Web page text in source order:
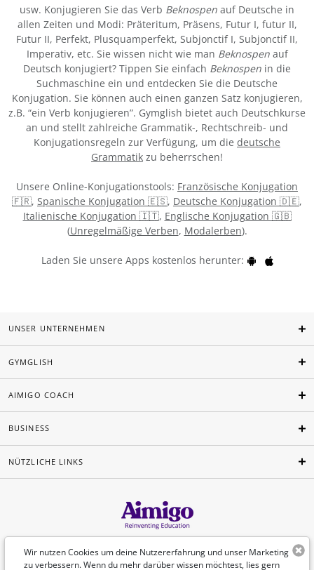
usw. Konjugieren Sie das Verb Beknospen auf Deutsche in
allen Zeiten und Modi: Präteritum, Präsens, Futur I, futur II,
Futur II, Perfekt, Plusquamperfekt, Subjonctif I, Subjonctif II,
Imperativ, etc. Sie wissen nicht wie man Beknospenauf
Deutsch konjugiert? Tippen Sie einfach Beknospen in die
Suchmaschine ein und entdecken Sie die Deutsche
Konjugation. Sie können auch einen ganzen Satz konjugieren,
z.B. “ein Verb konjugieren”. Gymglish bietet auch Deutschkurse
an und stellt zahlreiche Grammatik-, Rechtschreib- und
Konjugationsregeln zur Verfügung, um die deutsche
Grammatik zu beherrschen!
Unsere Online-Konjugationstools: Französische Konjugation
🇫🇷, Spanische Konjugation 🇪🇸, Deutsche Konjugation 🇩🇪,
Italienische Konjugation 🇮🇹, Englische Konjugation 🇬🇧
(Unregelmäßige Verben, Modalerben).
Laden Sie unsere Apps kostenlos herunter:
Wir nutzen Cookies um deine Nutzererfahrung und unser Marketing
zu verbessern. Wenn du mehr darüber wissen möchtest, lies gern
UNSER UNTERNEHMEN
GYMGLISH
AIMIGO COACH
BUSINESS
NÜTZLICHE LINKS
Deutsch